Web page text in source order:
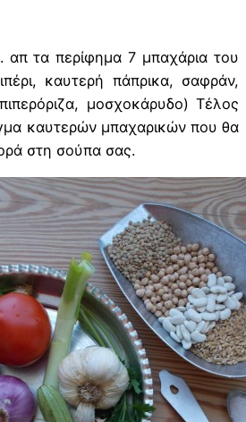
απ τα περίφημα 7 μπαχάρια του
καυτερή πάπρικα, σαφράν,
μοσχοκάρυδο) Τέλος
καυτερών μπαχαρικών που θα
στη σούπα σας.